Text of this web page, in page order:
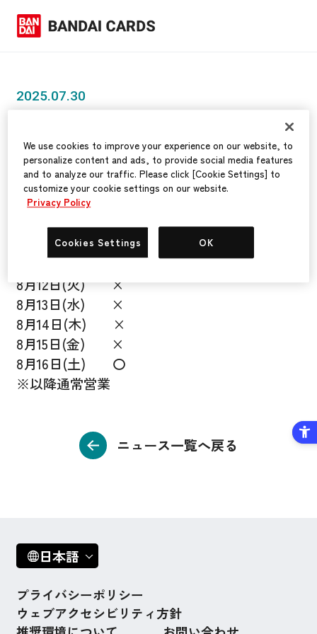
2025.07.30
カードダスナビ 夏季休業に関するお
知らせ
カードダスナビの夏季休業は以下となります。
〇：通常営業 ×：お休み
8月11日(月) 〇
8月12日(火) ×
8月13日(水) ×
8月14日(木) ×
8月15日(金) ×
8月16日(土) 〇
※以降通常営業
ニュース一覧へ戻る
日本語
プライバシーポリシー
ウェブアクセシビリティ方針
We use cookies to improve your experience on our website, to
personalize content and ads, to provide social media features
and to analyze our traffic. Please click [Cookie Settings] to
customize your cookie settings on our website.
Privacy Policy
Cookies Settings OK